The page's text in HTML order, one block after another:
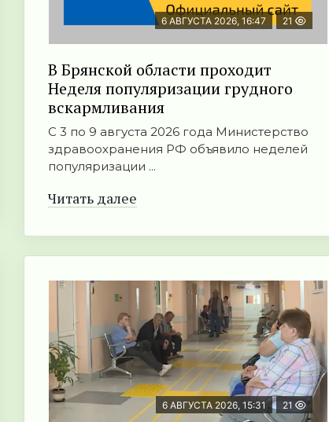
6 АВГУСТА 2026, 16:47 21
В Брянской области проходит
Неделя популяризации грудного
вскармливания
С 3 по 9 августа 2026 года Министерство
здравоохранения РФ объявило неделей
популяризации ...
Читать далее
6 АВГУСТА 2026, 15:31 21